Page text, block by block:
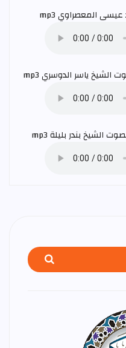
عيسى المعصراويmp3
ياسر الدوسري
بندر بليلةmp3